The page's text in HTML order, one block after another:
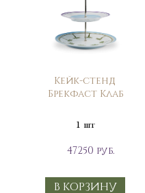
Кейк-стенд
Брекфаст Клаб
1 шт
47250 руб.
В КОРЗИНУ